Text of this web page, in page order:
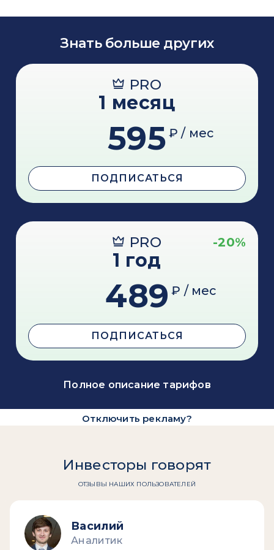
Знать больше других
PRO
1 месяц
595 ₽ / мес
ПОДПИСАТЬСЯ
PRO -20%
1 год
489 ₽ / мес
ПОДПИСАТЬСЯ
Полное описание тарифов
Отключить рекламу?
Инвесторы говорят
ОТЗЫВЫ НАШИХ ПОЛЬЗОВАТЕЛЕЙ
Василий
Аналитик